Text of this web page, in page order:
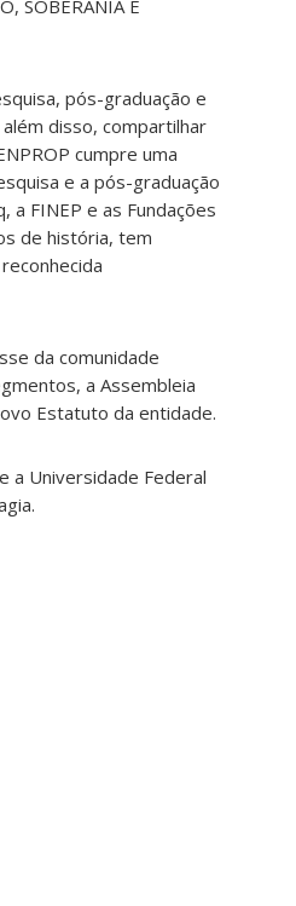
SOBERANIA E
pós-graduação e
disso, compartilhar
cumpre uma
e a pós-graduação
a FINEP e as Fundações
de história, tem
da comunidade
a Assembleia
Estatuto da entidade.
a Universidade Federal